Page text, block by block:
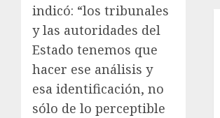
indicó: “los tribunales
y las autoridades del
Estado tenemos que
hacer ese análisis y
esa identificación, no
sólo de lo perceptible